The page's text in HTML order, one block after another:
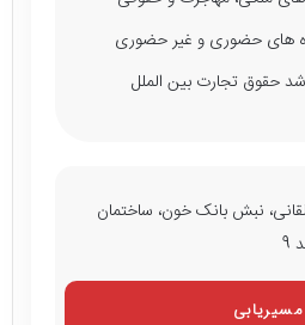
های حضوری و غیر حضوری
حقوق تجارت بین الملل
نبش بانک خون، ساختمان
مسیریابی